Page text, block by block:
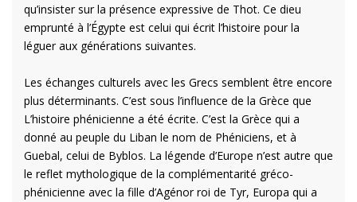
qu’insister sur la présence expressive de Thot. Ce dieu
emprunté à l’Égypte est celui qui écrit l’histoire pour la
léguer aux générations suivantes.
Les échanges culturels avec les Grecs semblent être encore
plus déterminants. C’est sous l’influence de la Grèce que
L’histoire phénicienne a été écrite. C’est la Grèce qui a
donné au peuple du Liban le nom de Phéniciens, et à
Guebal, celui de Byblos. La légende d’Europe n’est autre que
le reflet mythologique de la complémentarité gréco-
phénicienne avec la fille d’Agénor roi de Tyr, Europa qui a